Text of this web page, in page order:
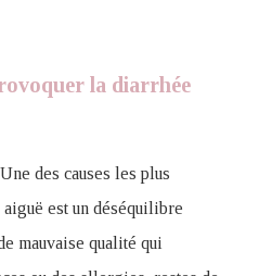
la diarrhée
des causes les plus
est un déséquilibre
mauvaise qualité qui